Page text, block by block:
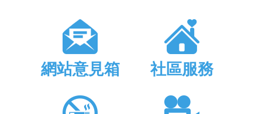
網站意見箱 社區服務